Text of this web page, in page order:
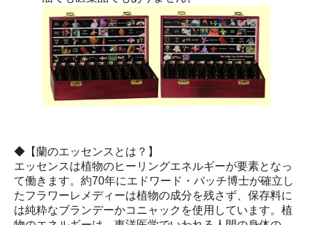
◆【蘭のエッセンスとは？】
エッセンスは植物のヒーリングエネルギーが要素となっ
て働きます。約70年にエドワード・バッチ博士が確立し
たフラワーレメディーは植物の成分を残さず、保存料に
は純粋なブランデーかコニャックを使用しています。植